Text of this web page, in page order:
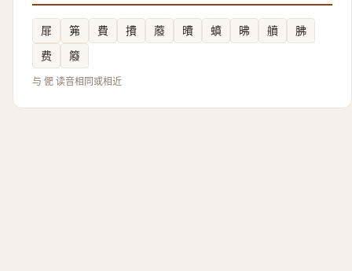
屝 笰 費 㩌 䕠 曊 蟦 昲 䒈
胇
费
䉬
与 俷 读音相同或相近